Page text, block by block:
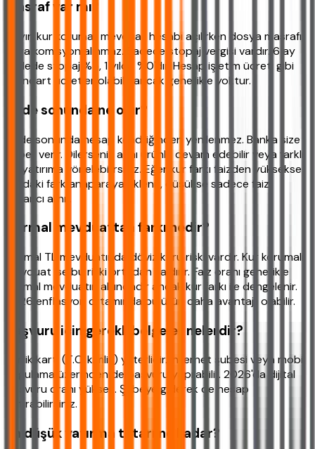
Masraf var mı?
Hayır, kur korumalı mevduat hesabı açılırken dosya masrafı
veya komisyon alınmaz. Sadece stopaj vergisi vardır. 6 ay
vadede stopaj %5, 1 yılda %0'dır. Hesap işletim ücreti gibi
standart ücretler olabilir ancak genellikle yoktur.
Vade sonunda ne olur?
Vade sonunda hesap kendiliğinden yenilenmez. Banka size
haber verir. Dilerseniz aynı ürünle devam edebilir veya farklı
bir yatırıma yönelebilirsiniz. Eğer kur farkı faizden yüksekse
aradaki fark anaparaya eklenir, düşükse sadece faiz
kazancı alınır.
Normal mevduattan farkı nedir?
Normal TL mevduatında döviz kuru riski vardır. Kur korumalı
mevduat ise bu riski ortadan kaldırır. Faiz oranı genellikle
normal mevduatın altındadır ancak kur farkı ile dengelenir.
2026 enflasyon ortamında bu ürün daha avantajlı olabilir.
Başvuru için gerekli belgeler nelerdir?
Kimlik kartı (T.C. kimlik) yeterlidir. Internet şubesi veya mobil
uygulama üzerinden de başvuru yapılabilir. 2026'da dijital
başvuru oranı yüksek. Şubeye giderek de hesap
açtırabilirsiniz.
En düşük yatırma tutarı ne kadar?